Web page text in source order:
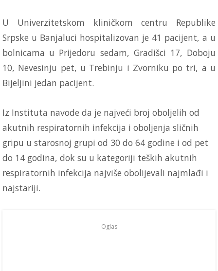
U Univerzitetskom kliničkom centru Republike
Srpske u Banjaluci hospitalizovan je 41 pacijent, a u
bolnicama u Prijedoru sedam, Gradišci 17, Doboju
10, Nevesinju pet, u Trebinju i Zvorniku po tri, a u
Bijeljini jedan pacijent.
Iz Instituta navode da je najveći broj oboljelih od
akutnih respiratornih infekcija i oboljenja sličnih
gripu u starosnoj grupi od 30 do 64 godine i od pet
do 14 godina, dok su u kategoriji teških akutnih
respiratornih infekcija najviše obolijevali najmlađi i
najstariji.
Oglas